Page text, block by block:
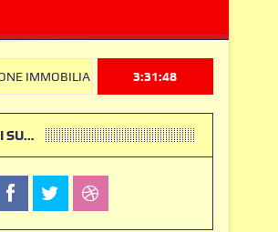
la Corte Costituzionale frena sul
3:31:49
SU…